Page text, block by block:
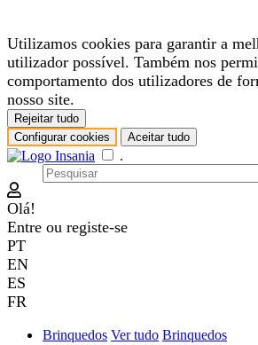
Utilizamos cookies para garantir a
utilizador possível. Também nos
comportamento dos utilizadores de
nosso site.
Rejeitar tudo
Configurar cookies
Aceitar tudo
.
Olá!
Entre ou registe-se
PT
EN
ES
FR
Brinquedos Ver tudo Brinquedos